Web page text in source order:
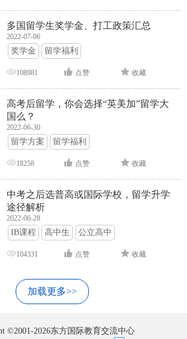
多国留学生奖学金、打工政策汇总
2022-07-06
奖学金 留学福利
108981 点赞 收藏
高考后留学，你会选择“英美加”留学大
国么？
2022-06-30
留学方案 留学福利
18258 点赞 收藏
中考之后选普高或国际学校，留学升学
途径解析
2022-06-28
IB课程 高中生 公立高中
104331 点赞 收藏
加载更多>>
©2001-2026东方国际教育交流中心